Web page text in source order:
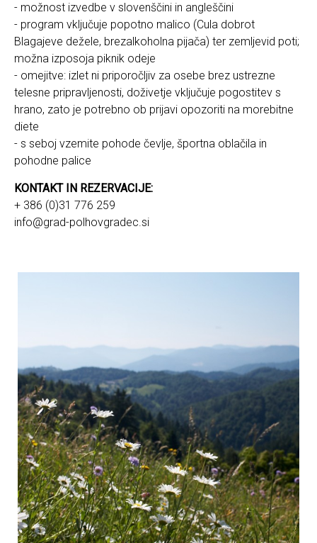
- možnost izvedbe v slovenščini in angleščini
- program vključuje popotno malico (Cula dobrot
Blagajeve dežele, brezalkoholna pijača) ter zemljevid poti;
možna izposoja piknik odeje
- omejitve: izlet ni priporočljiv za osebe brez ustrezne
telesne pripravljenosti, doživetje vključuje pogostitev s
hrano, zato je potrebno ob prijavi opozoriti na morebitne
diete
- s seboj vzemite pohode čevlje, športna oblačila in
pohodne palice
KONTAKT IN REZERVACIJE:
+ 386 (0)31 776 259
info@grad-polhovgradec.si